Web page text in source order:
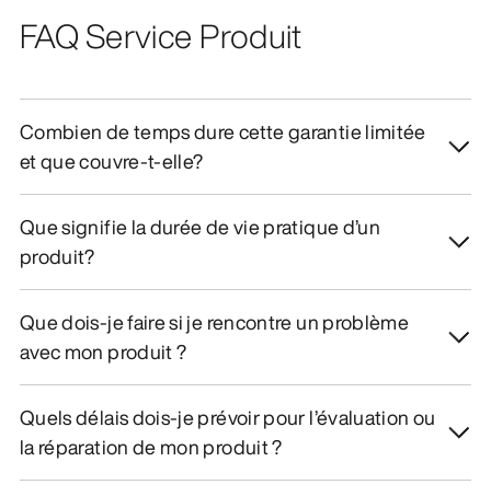
FAQ Service Produit
Combien de temps dure cette garantie limitée
et que couvre-t-elle?
Que signifie la durée de vie pratique d’un
produit?
Que dois-je faire si je rencontre un problème
avec mon produit ?
Quels délais dois-je prévoir pour l’évaluation ou
la réparation de mon produit ?